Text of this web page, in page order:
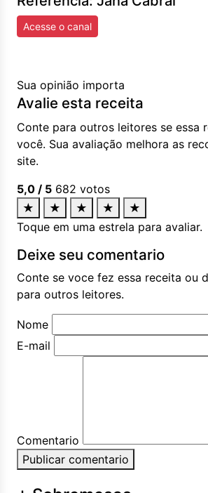
Acesse o canal
Sua opinião importa
Avalie esta receita
Conte para outros leitores se essa
você. Sua avaliação melhora as
site.
5,0 / 5 682 votos
★
★ ★ ★
★
Toque em uma estrela para avaliar.
Deixe seu comentario
Conte se voce fez essa receita ou
para outros leitores.
Nome
E-mail
Comentario
Publicar comentario